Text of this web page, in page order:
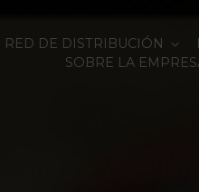
RED DE DISTRIBUCIÓN
SOBRE LA